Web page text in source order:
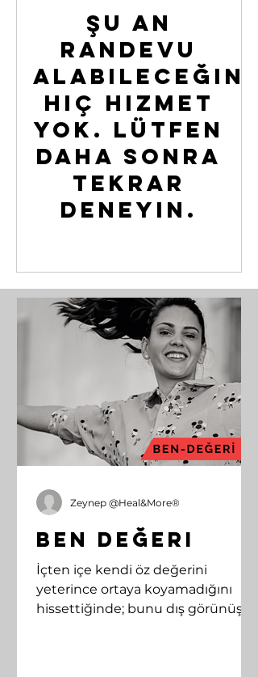
Şu an
randevu
hiç hizmet
yok. Lütfen
daha sonra
tekrar
deneyin.
Ben Değeri
İçten içe kendi öz değerini
yeterince ortaya koyamadığını
hissettiğinde; bunu dış görünüşün
Zeynep @Heal&More®